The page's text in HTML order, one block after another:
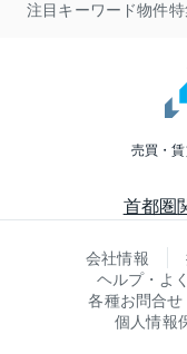
注目キーワード物件
売買・
首都圏
会社情報
ヘルプ・よ
各種お問合せ
個人情報